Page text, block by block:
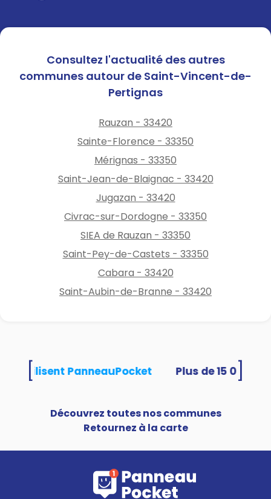
Consultez l'actualité des autres
communes autour de Saint-Vincent-de-
Pertignas
Rauzan - 33420
Sainte-Florence - 33350
Mérignas - 33350
Saint-Jean-de-Blaignac - 33420
Jugazan - 33420
Civrac-sur-Dordogne - 33350
SIEA de Rauzan - 33350
Saint-Pey-de-Castets - 33350
Cabara - 33420
Saint-Aubin-de-Branne - 33420
utilisent PanneauPocket
Découvrez toutes nos communes
Retournez à la carte